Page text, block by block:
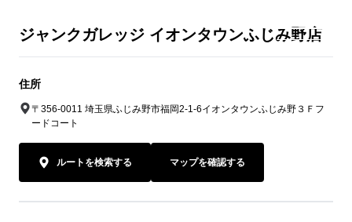
ジャンクガレッジ イオンタウンふじみ野店
住所
〒356-0011 埼玉県ふじみ野市福岡2-1-6イオンタウンふじみ野３Ｆフ
ードコート
ルートを検索する マップを確認する